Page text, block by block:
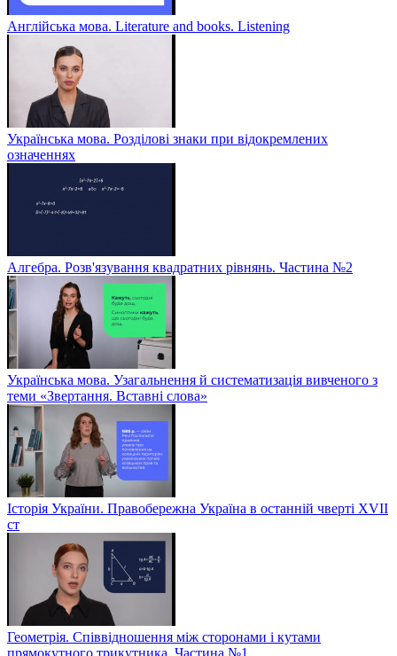
Англійська мова. Literature and books. Listening
Українська мова. Розділові знаки при відокремлених
означеннях
Алгебра. Розв'язування квадратних рівнянь. Частина №2
Українська мова. Узагальнення й систематизація вивченого з
теми «Звертання. Вставні слова»
Історія України. Правобережна Україна в останній чверті XVII
ст
Геометрія. Співвідношення між сторонами і кутами
прямокутного трикутника. Частина №1